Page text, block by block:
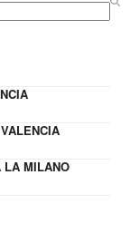
LA MILANO